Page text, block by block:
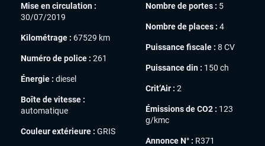
Mise en circulation :
30/07/2019
Kilométrage : 67529 km
Numéro de police : 261
Énergie : diesel
Boîte de vitesse :
automatique
Couleur extérieure : GRIS
Nombre de portes : 5
Nombre de places : 4
Puissance fiscale : 8 CV
Puissance din : 150 ch
Crit’Air : 2
Émissions de CO2 : 123
g/kmc
Annonce N° : R371